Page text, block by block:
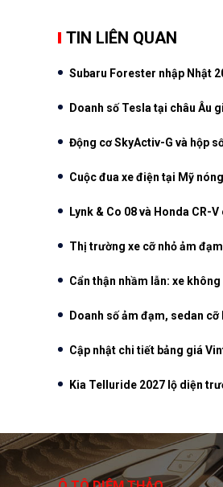
TIN LIÊN QUAN
Subaru Forester nhập Nhật
Doanh số Tesla tại châu Âu
Động cơ SkyActiv-G và hộp
Cuộc đua xe điện tại Mỹ
Lynk & Co 08 và Honda CR-
Thị trường xe cỡ nhỏ ảm
Cẩn thận nhầm lẫn: xe
Doanh số ảm đạm, sedan
Cập nhật chi tiết bảng giá
Kia Telluride 2027 lộ diện